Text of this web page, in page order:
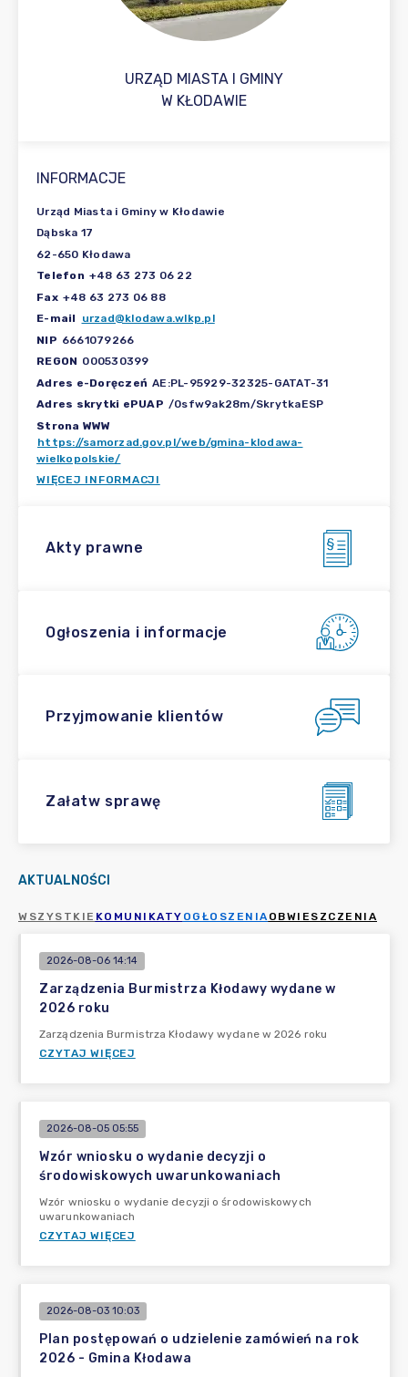
URZĄD MIASTA I GMINY
W KŁODAWIE
INFORMACJE
Urząd Miasta i Gminy w Kłodawie
Dąbska 17
62-650 Kłodawa
Telefon +48 63 273 06 22
Fax +48 63 273 06 88
E-mail
urzad@klodawa.wlkp.pl
NIP 6661079266
REGON 000530399
Adres e-Doręczeń AE:PL-95929-32325-GATAT-31
Adres skrytki ePUAP /0sfw9ak28m/SkrytkaESP
Strona WWW
https://samorzad.gov.pl/web/gmina-klodawa-
wielkopolskie/
WIĘCEJ INFORMACJI
Akty prawne
Ogłoszenia i informacje
Przyjmowanie klientów
Załatw sprawę
AKTUALNOŚCI
WSZYSTKIE KOMUNIKATY OGŁOSZENIA OBWIESZCZENIA
2026-08-06 14:14
Zarządzenia Burmistrza Kłodawy wydane w
2026 roku
Zarządzenia Burmistrza Kłodawy wydane w 2026 roku
CZYTAJ WIĘCEJ
2026-08-05 05:55
Wzór wniosku o wydanie decyzji o
środowiskowych uwarunkowaniach
Wzór wniosku o wydanie decyzji o środowiskowych
uwarunkowaniach
CZYTAJ WIĘCEJ
2026-08-03 10:03
Plan postępowań o udzielenie zamówień na rok
2026 - Gmina Kłodawa